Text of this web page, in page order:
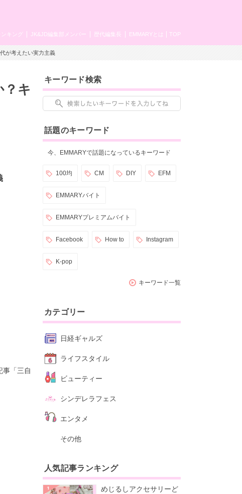
TOP
EMMARYとは
歴代編集長
JK&JD編集部メンバー
キング
が考えたい実力主義
？キ
事「三自
キーワード検索
話題のキーワード
今、EMMARYで話題になっているキーワード
100均 CM DIY EFM
EMMARYバイト
EMMARYプレミアムバイト
Facebook How to Instagram
K-pop
キーワード一覧
カテゴリー
日経ギャルズ
ライフスタイル
ビューティー
シンデレラフェス
エンタメ
その他
人気記事ランキング
めじるしアクセサリーど